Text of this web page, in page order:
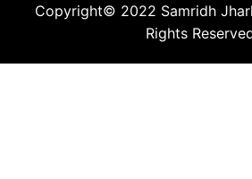
Copyright© 2022 Samridh
Rights